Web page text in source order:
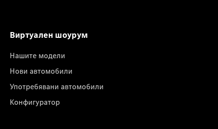
Виртуален шоурум
Нашите модели
Нови автомобили
Употребявани автомобили
Конфигуратор